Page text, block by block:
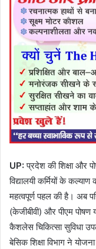
UP:प्रदेश की शिक्षा और
विद्यालयी कर्मियों के
महत्वपूर्ण पहल की है। अब
(केजीबीवी) और पीएम पोषण
कैशलेस चिकित्सा सुविधा
बेसिक शिक्षा विभाग ने